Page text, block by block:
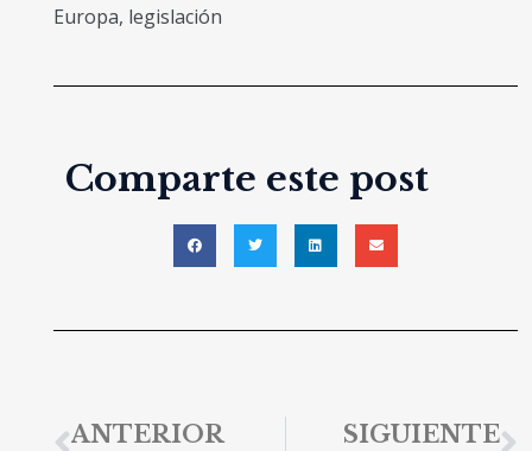
Europa, legislación
Comparte este post
ANTERIOR SIGUIENTE